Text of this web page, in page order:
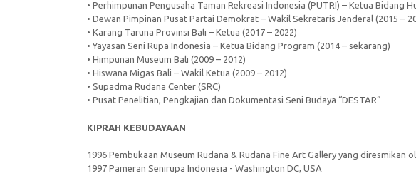
• Perhimpunan Pengusaha Taman Rekreasi Indonesia (PUTRI) – Ketua Bidang
• Dewan Pimpinan Pusat Partai Demokrat – Wakil Sekretaris Jenderal (2015 –
• Karang Taruna Provinsi Bali – Ketua (2017 – 2022)
• Yayasan Seni Rupa Indonesia – Ketua Bidang Program (2014 – sekarang)
• Himpunan Museum Bali (2009 – 2012)
• Hiswana Migas Bali – Wakil Ketua (2009 – 2012)
• Supadma Rudana Center (SRC)
• Pusat Penelitian, Pengkajian dan Dokumentasi Seni Budaya “DESTAR”
KIPRAH KEBUDAYAAN
1996 Pembukaan Museum Rudana & Rudana Fine Art Gallery yang diresmikan
1997 Pameran Senirupa Indonesia - Washington DC, USA